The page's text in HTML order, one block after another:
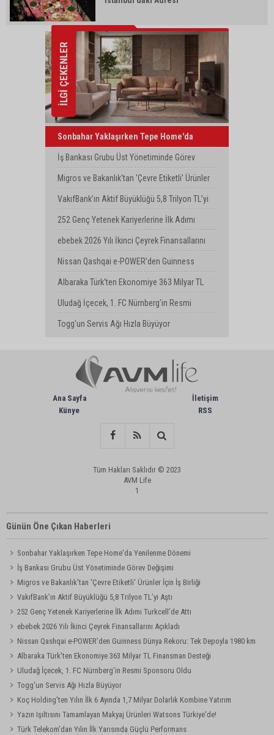
İLGİ ÇEKENLER
Sonbahar Yaklaşırken Tepe Home'da
Yenilenme Dönemi
İş Bankası Grubu Üst Yönetiminde Görev
Değişimi
Migros ve Bakanlık'tan 'Çevre Etiketli' Ürünler
İçin İş Birliği
VakıfBank’ın Aktif Büyüklüğü 5,8 Trilyon TL’yi
Aştı
252 Genç Yetenek Kariyerlerine İlk Adımı
Turkcell’de Attı
ebebek 2026 Yılı İkinci Çeyrek Finansallarını
Açıkladı
Nissan Qashqai e-POWER’den Guinness
Dünya Rekoru: Tek Depoyla 1980 km
Albaraka Türk'ten Ekonomiye 363 Milyar TL
Finansman Desteği
Uludağ İçecek, 1. FC Nürnberg’in Resmi
Sponsoru Oldu
Togg'un Servis Ağı Hızla Büyüyor
Ana Sayfa
Künye
İletişim
RSS
Tüm Hakları Saklıdır © 2023
AVM Life
1
Günün Öne Çıkan Haberleri
Sonbahar Yaklaşırken Tepe Home'da Yenilenme Dönemi
İş Bankası Grubu Üst Yönetiminde Görev Değişimi
Migros ve Bakanlık'tan 'Çevre Etiketli' Ürünler İçin İş Birliği
VakıfBank’ın Aktif Büyüklüğü 5,8 Trilyon TL’yi Aştı
252 Genç Yetenek Kariyerlerine İlk Adımı Turkcell’de Attı
ebebek 2026 Yılı İkinci Çeyrek Finansallarını Açıkladı
Nissan Qashqai e-POWER’den Guinness Dünya Rekoru: Tek Depoyla 1980 km
Albaraka Türk'ten Ekonomiye 363 Milyar TL Finansman Desteği
Uludağ İçecek, 1. FC Nürnberg’in Resmi Sponsoru Oldu
Togg'un Servis Ağı Hızla Büyüyor
Koç Holding'ten Yılın İlk 6 Ayında 1,7 Milyar Dolarlık Kombine Yatırım
Yazın Işıltısını Tamamlayan Makyaj Ürünleri Watsons Türkiye'de!
Türk Telekom’dan Yılın İlk Yarısında Güçlü Performans